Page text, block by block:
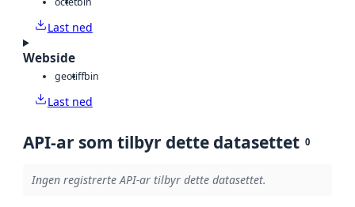
Last ned
Webside
geotiffbin
Last ned
API-ar som tilbyr dette datasettet 0
Ingen registrerte API-ar tilbyr dette datasettet.